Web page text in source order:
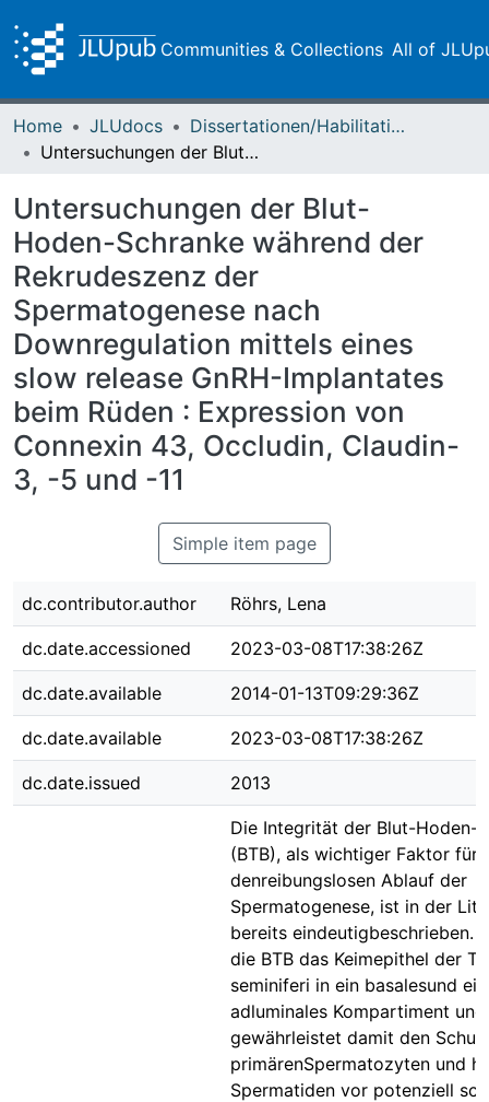
Communities & Collections All of
Home JLUdocs
Dissertationen/Habilitationen
Untersuchungen der Blut-Hoden-Schranke während der Rekrudeszenz der Spermatogenese nach Downregulation mittels eines slow release GnRH-Implantates beim Rüden : Expression von Connexin 43, Occludin, Claudin-3, -5 und -11
Untersuchungen der Blut-
Hoden-Schranke während der
Rekrudeszenz der
Spermatogenese nach
Downregulation mittels eines
slow release GnRH-Implantates
beim Rüden : Expression von
Connexin 43, Occludin, Claudin-
3, -5 und -11
Simple item page
dc.contributor.author Röhrs, Lena
dc.date.accessioned 2023-03-08T17:38:26Z
dc.date.available 2014-01-13T09:29:36Z
dc.date.available 2023-03-08T17:38:26Z
dc.date.issued 2013
Die Integrität der Blut-Hoden-
(BTB), als wichtiger Faktor für
denreibungslosen Ablauf der
Spermatogenese, ist in der
bereits eindeutigbeschrieben.
die BTB das Keimepithel der
seminiferi in ein basalesund ein
adluminales Kompartiment und
gewährleistet damit den
primärenSpermatozyten und
Spermatiden vor potenziell